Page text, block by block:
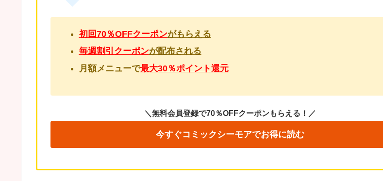
初回70％OFFクーポンがもらえる
毎週割引クーポンが配布される
月額メニューで最大30％ポイント還元
＼無料会員登録で70％OFFクーポンもらえる！／
今すぐコミックシーモアでお得に読む